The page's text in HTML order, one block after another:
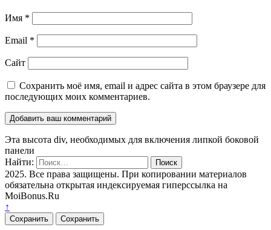
Имя *
Email *
Сайт
Сохранить моё имя, email и адрес сайта в этом браузере для
последующих моих комментариев.
Эта высота div, необходимых для включения липкой боковой
панели
Найти:
2025. Все права защищены. При копировании материалов
обязательна открытая индексируемая гиперссылка на
MoiBonus.Ru
↑